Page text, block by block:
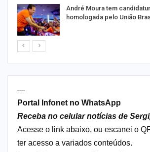
André Moura tem
homologada pelo União
----
Portal Infonet no WhatsApp
Receba no celular notícias de
Acesse o link abaixo, ou escanei o
ter acesso a variados conteúdos.